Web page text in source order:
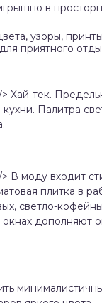
в
узоры,
приятного
Хай-тек.
Палитра
В моду входит
плитка в
светло-
окнах